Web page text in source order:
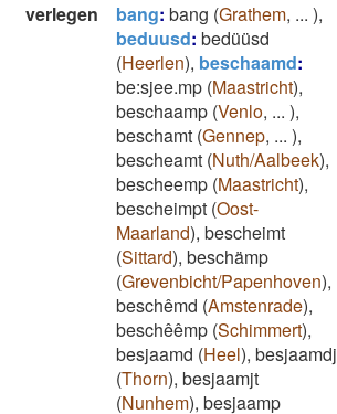
verlegen
bang: bang (Grathem, ... ),
beduusd: bedüüsd
(Heerlen), beschaamd:
be:sjee.mp (Maastricht),
beschaamp (Venlo, ... ),
beschamt (Gennep, ... ),
bescheamt (Nuth/Aalbeek),
bescheemp (Maastricht),
bescheimpt (Oost-
Maarland), bescheimt
(Sittard), beschämp
(Grevenbicht/Papenhoven),
beschêmd (Amstenrade),
beschêêmp (Schimmert),
besjaamd (Heel), besjaamdj
(Thorn), besjaamjt
(Nunhem), besjaamp